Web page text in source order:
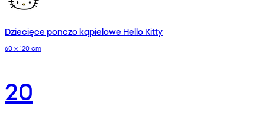
Dziecięce ponczo kąpielowe Hello Kitty
60 x 120 cm
20